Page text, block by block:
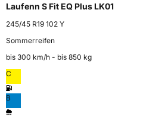
Laufenn S Fit EQ Plus LK01
245/45 R19 102 Y
Sommerreifen
bis 300 km⁠/⁠h - bis 850 kg
C
B